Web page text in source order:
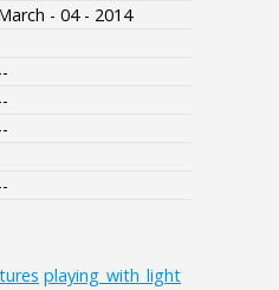
- 04 - 2014
playing_with_light